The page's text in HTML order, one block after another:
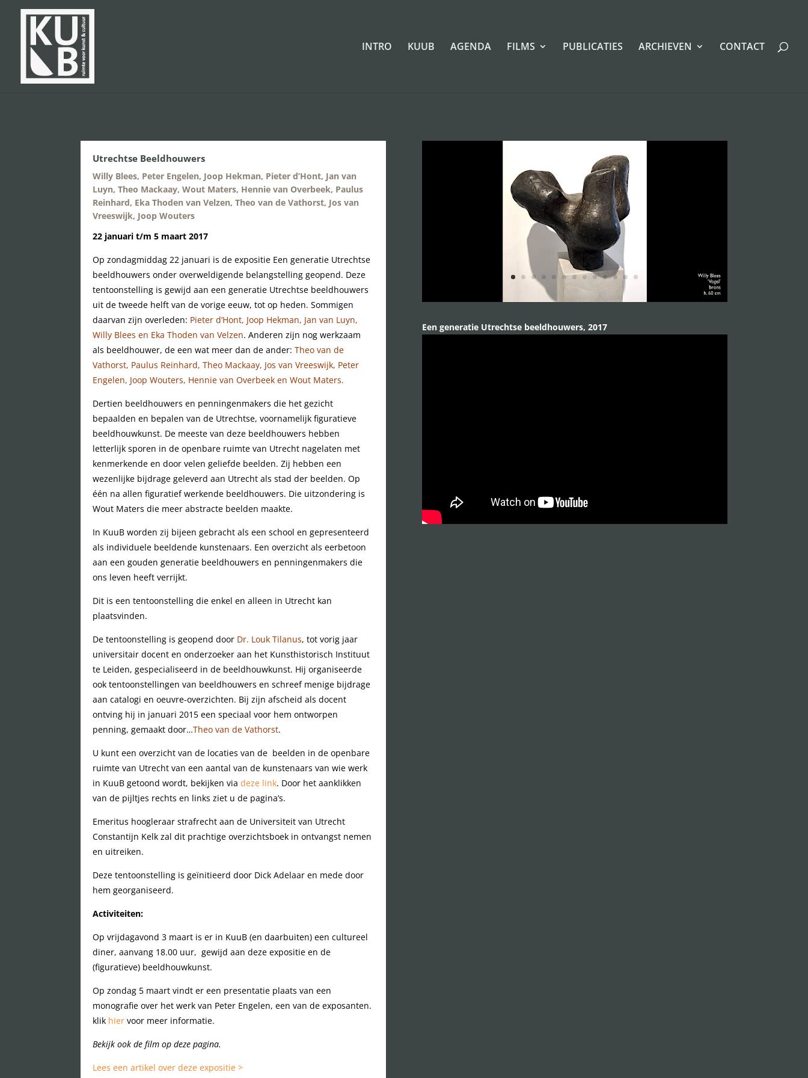
INTRO KUUB AGENDA FILMS PUBLICATIES ARCHIEVEN CONTACT
Utrechtse Beeldhouwers
Willy Blees, Peter Engelen, Joop Hekman, Pieter d’Hont, Jan van
Luyn, Theo Mackaay, Wout Maters, Hennie van Overbeek, Paulus
Reinhard, Eka Thoden van Velzen, Theo van de Vathorst, Jos van
Vreeswijk, Joop Wouters
22 januari t/m 5 maart 2017
Op zondagmiddag 22 januari is de expositie Een generatie Utrechtse
beeldhouwers onder overweldigende belangstelling geopend. Deze
tentoonstelling is gewijd aan een generatie Utrechtse beeldhouwers
uit de tweede helft van de vorige eeuw, tot op heden. Sommigen
daarvan zijn overleden: Pieter d’Hont, Joop Hekman, Jan van Luyn,
Willy Blees en Eka Thoden van Velzen. Anderen zijn nog werkzaam
als beeldhouwer, de een wat meer dan de ander:Theo van de
Vathorst, Paulus Reinhard, Theo Mackaay, Jos van Vreeswijk, Peter
Engelen, Joop Wouters, Hennie van Overbeek en Wout Maters.
Dertien beeldhouwers en penningenmakers die het gezicht
bepaalden en bepalen van de Utrechtse, voornamelijk figuratieve
beeldhouwkunst. De meeste van deze beeldhouwers hebben
letterlijk sporen in de openbare ruimte van Utrecht nagelaten met
kenmerkende en door velen geliefde beelden. Zij hebben een
wezenlijke bijdrage geleverd aan Utrecht als stad der beelden. Op
één na allen figuratief werkende beeldhouwers. Die uitzondering is
Wout Maters die meer abstracte beelden maakte.
In KuuB worden zij bijeen gebracht als een school en gepresenteerd
als individuele beeldende kunstenaars. Een overzicht als eerbetoon
aan een gouden generatie beeldhouwers en penningenmakers die
ons leven heeft verrijkt.
Dit is een tentoonstelling die enkel en alleen in Utrecht kan
plaatsvinden.
De tentoonstelling is geopend door Dr. Louk Tilanus, tot vorig jaar
universitair docent en onderzoeker aan het Kunsthistorisch Instituut
te Leiden, gespecialiseerd in de beeldhouwkunst. Hij organiseerde
ook tentoonstellingen van beeldhouwers en schreef menige bijdrage
aan catalogi en oeuvre-overzichten. Bij zijn afscheid als docent
ontving hij in januari 2015 een speciaal voor hem ontworpen
penning, gemaakt door…Theo van de Vathorst.
U kunt een overzicht van de locaties van de beelden in de openbare
ruimte van Utrecht van een aantal van de kunstenaars van wie werk
in KuuB getoond wordt, bekijken viadeze link. Door het aanklikken
van de pijltjes rechts en links ziet u de pagina’s.
Emeritus hoogleraar strafrecht aan de Universiteit van Utrecht
Constantijn Kelk zal dit prachtige overzichtsboek in ontvangst nemen
en uitreiken.
Deze tentoonstelling is geïnitieerd door Dick Adelaar en mede door
hem georganiseerd.
Activiteiten:
Op vrijdagavond 3 maart is er in KuuB (en daarbuiten) een cultureel
diner, aanvang 18.00 uur, gewijd aan deze expositie en de
(figuratieve) beeldhouwkunst.
Op zondag 5 maart vindt er een presentatie plaats van een
monografie over het werk van Peter Engelen, een van de exposanten.
klik hier voor meer informatie.
Bekijk ook de film op deze pagina.
Lees een artikel over deze expositie >
Een generatie Utrechtse beeldhouwers, 2017